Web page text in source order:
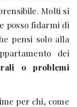
Molti si
posso fidarmi di
pensi solo alla
dei
o problemi
per chi, come